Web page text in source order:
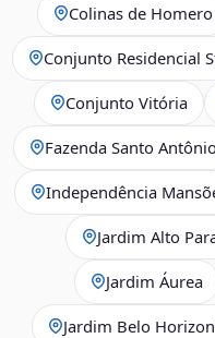
Colinas de Homero
Conjunto Residencial
Conjunto Vitória
Fazenda Santo Antônio
Independência
Jardim Alto
Jardim Áurea
Jardim Belo